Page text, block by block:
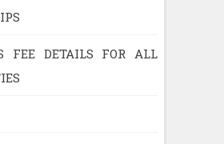
FEE DETAILS FOR ALL